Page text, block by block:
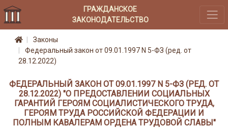
ГРАЖДАНСКОЕ
ЗАКОНОДАТЕЛЬСТВО
Законы
Федеральный закон от 09.01.1997 N 5-ФЗ (ред. от
28.12.2022)
ФЕДЕРАЛЬНЫЙ ЗАКОН ОТ 09.01.1997 N 5-ФЗ (РЕД. ОТ
28.12.2022) "О ПРЕДОСТАВЛЕНИИ СОЦИАЛЬНЫХ
ГАРАНТИЙ ГЕРОЯМ СОЦИАЛИСТИЧЕСКОГО ТРУДА,
ГЕРОЯМ ТРУДА РОССИЙСКОЙ ФЕДЕРАЦИИ И
ПОЛНЫМ КАВАЛЕРАМ ОРДЕНА ТРУДОВОЙ СЛАВЫ"